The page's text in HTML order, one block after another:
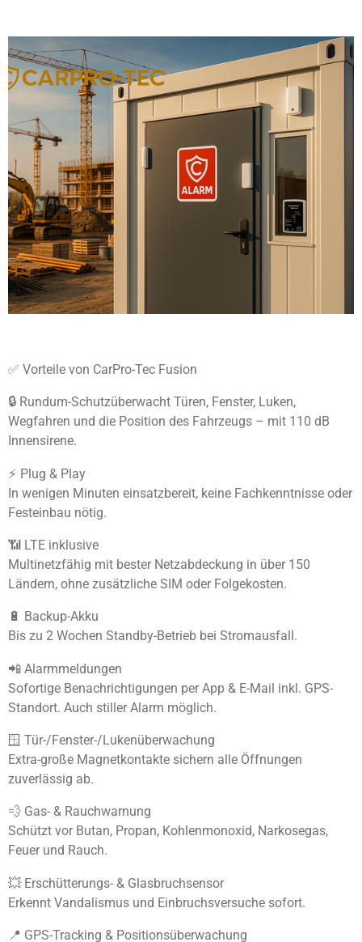
✅ Vorteile von CarPro-Tec Fusion
🔒 Rundum-Schutzüberwacht Türen, Fenster, Luken,
Wegfahren und die Position des Fahrzeugs – mit 110 dB
Innensirene.
⚡ Plug & Play
In wenigen Minuten einsatzbereit, keine Fachkenntnisse oder
Festeinbau nötig.
📶 LTE inklusive
Multinetzfähig mit bester Netzabdeckung in über 150
Ländern, ohne zusätzliche SIM oder Folgekosten.
🔋 Backup-Akku
Bis zu 2 Wochen Standby-Betrieb bei Stromausfall.
📲 Alarmmeldungen
Sofortige Benachrichtigungen per App & E-Mail inkl. GPS-
Standort. Auch stiller Alarm möglich.
🪟 Tür-/Fenster-/Lukenüberwachung
Extra-große Magnetkontakte sichern alle Öffnungen
zuverlässig ab.
💨 Gas- & Rauchwarnung
Schützt vor Butan, Propan, Kohlenmonoxid, Narkosegas,
Feuer und Rauch.
💥 Erschütterungs- & Glasbruchsensor
Erkennt Vandalismus und Einbruchsversuche sofort.
📍 GPS-Tracking & Positionsüberwachung